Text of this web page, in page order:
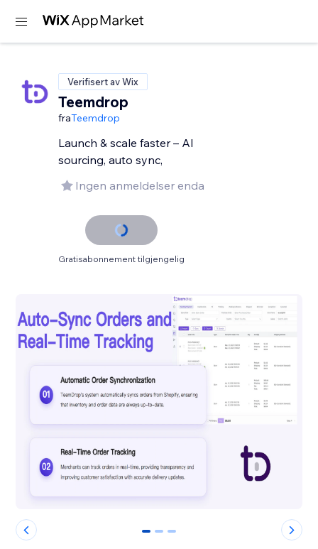
Verifisert av Wix
Teemdrop
fraTeemdrop
Launch & scale faster – AI
sourcing, auto sync,
Ingen anmeldelser enda
Gratisabonnement tilgjengelig
0 1 2